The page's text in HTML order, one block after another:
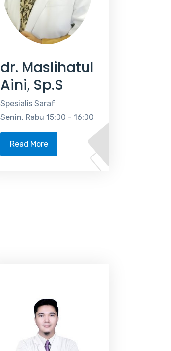
dr. Maslihatul
Aini, Sp.S
Spesialis Saraf
Senin, Rabu 15:00 - 16:00
Read More